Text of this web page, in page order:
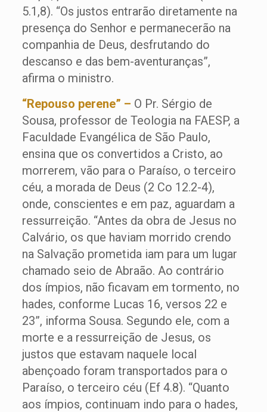
5.1,8). “Os justos entrarão diretamente na
presença do Senhor e permanecerão na
companhia de Deus, desfrutando do
descanso e das bem-aventuranças”,
afirma o ministro.
“Repouso perene” – O Pr. Sérgio de
Sousa, professor de Teologia na FAESP, a
Faculdade Evangélica de São Paulo,
ensina que os convertidos a Cristo, ao
morrerem, vão para o Paraíso, o terceiro
céu, a morada de Deus (2 Co 12.2-4),
onde, conscientes e em paz, aguardam a
ressurreição. “Antes da obra de Jesus no
Calvário, os que haviam morrido crendo
na Salvação prometida iam para um lugar
chamado seio de Abraão. Ao contrário
dos ímpios, não ficavam em tormento, no
hades, conforme Lucas 16, versos 22 e
23”, informa Sousa. Segundo ele, com a
morte e a ressurreição de Jesus, os
justos que estavam naquele local
abençoado foram transportados para o
Paraíso, o terceiro céu (Ef 4.8). “Quanto
aos ímpios, continuam indo para o hades,